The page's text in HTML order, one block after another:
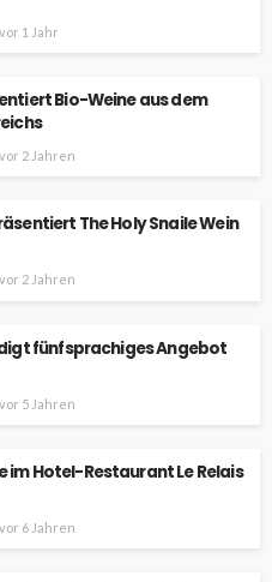
1 Jahr
Bio-Weine aus dem
2 Jahren
The Holy Snaile Wein
2 Jahren
fünfsprachiges Angebot
5 Jahren
im Hotel-Restaurant Le Relais
6 Jahren